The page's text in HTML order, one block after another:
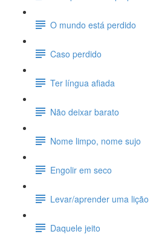
O mundo está perdido
Caso perdido
Ter língua afiada
Não deixar barato
Nome limpo, nome sujo
Engolir em seco
Levar/aprender uma lição
Daquele jeito